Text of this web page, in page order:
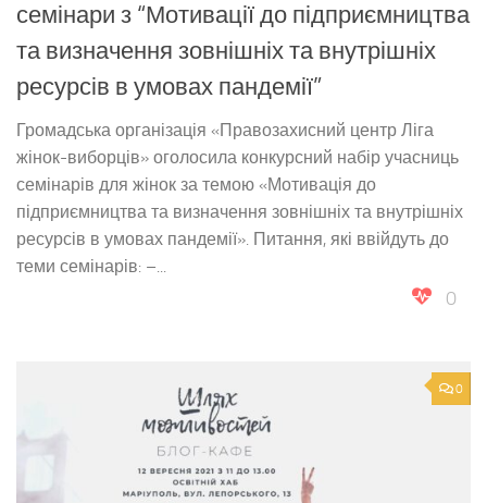
семінари з “Мотивації до підприємництва
та визначення зовнішніх та внутрішніх
ресурсів в умовах пандемії”
Громадська організація «Правозахисний центр Ліга
жінок-виборців» оголосила конкурсний набір учасниць
семінарів для жінок за темою «Мотивація до
підприємництва та визначення зовнішніх та внутрішніх
ресурсів в умовах пандемії». Питання, які ввійдуть до
теми семінарів: –...
0
0